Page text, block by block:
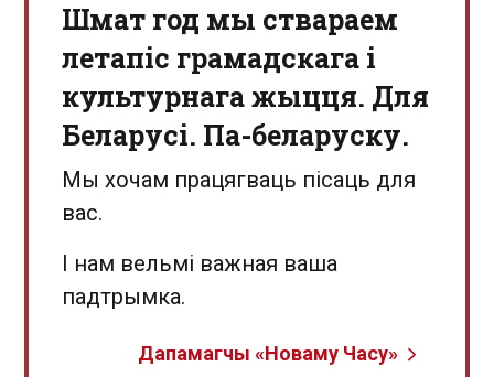
Шмат год мы ствараем
летапіс грамадскага і
культурнага жыцця. Для
Беларусі. Па-беларуску.
Мы хочам працягваць пісаць для
вас.
І нам вельмі важная ваша
падтрымка.
Дапамагчы «Новаму Часу»